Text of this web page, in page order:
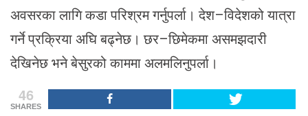
अवसरका लागि कडा परिश्रम गर्नुपर्ला। देश–विदेशको यात्रा
गर्ने प्रक्रिया अघि बढ्नेछ। छर–छिमेकमा असमझदारी
देखिनेछ भने बेसुरको काममा अलमलिनुपर्ला।
46
SHARES